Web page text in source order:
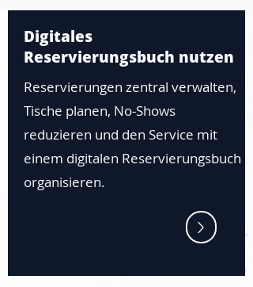
Digitales
Reservierungsbuch nutzen
Reservierungen zentral verwalten,
Tische planen, No-Shows
reduzieren und den Service mit
einem digitalen Reservierungsbuch
organisieren.